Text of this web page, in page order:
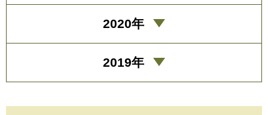
2020年
2019年